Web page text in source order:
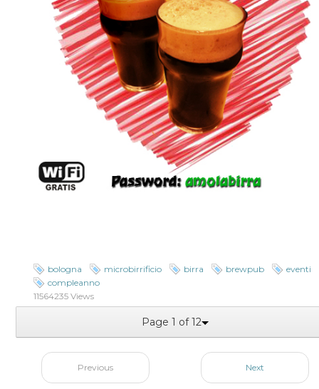
bologna microbirrificio birra brewpub
eventi
compleanno
11564235 Views
Page 1 of 12
Previous Next